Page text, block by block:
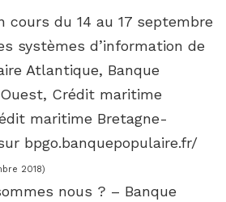
cours du 14 au 17 septembre
systèmes d’information de
Atlantique, Banque
Crédit maritime
maritime Bretagne-
bpgo.banquepopulaire.fr/
2018)
nous ? – Banque